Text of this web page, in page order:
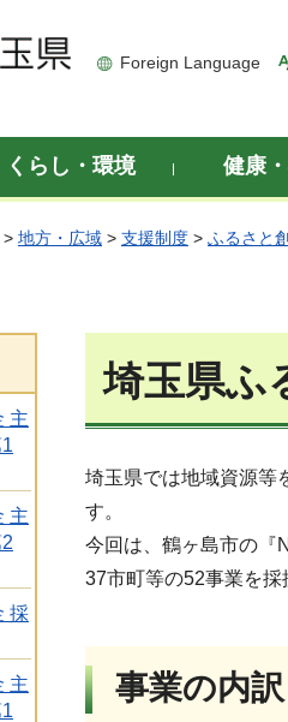
Foreign Language
くらし・環境 健康
> 地方・広域 > 支援制度 > ふるさと
主
主
採
主
埼玉県ふ
埼玉県では地域資源等
す。
今回は、鶴ヶ島市の『
37市町等の52事業を採
事業の内訳